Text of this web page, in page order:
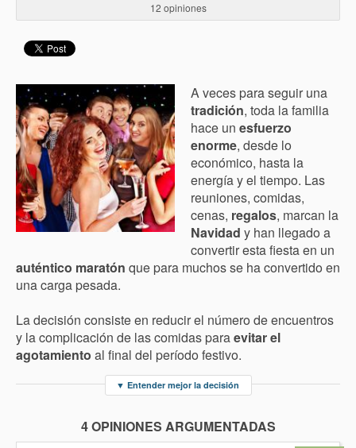
12 opiniones
A veces para seguir una
tradición, toda la familia
hace un esfuerzo
enorme, desde lo
económico, hasta la
energía y el tiempo. Las
reuniones, comidas,
cenas, regalos, marcan la
Navidad y han llegado a
convertir esta fiesta en un
auténtico maratón que para muchos se ha convertido en
una carga pesada.
La decisión consiste en reducir el número de encuentros
y la complicación de las comidas paraevitar el
agotamiento al final del período festivo.
▼ Entender mejor la decisión
4 OPINIONES ARGUMENTADAS